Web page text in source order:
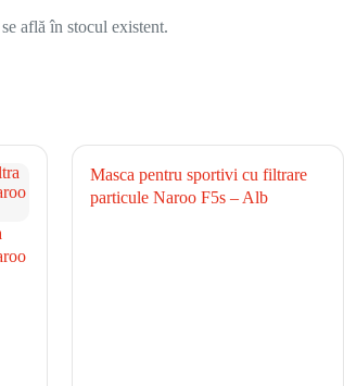
află în stocul existent.
Masca pentru sportivi cu filtrare
particule Naroo F5s – Alb